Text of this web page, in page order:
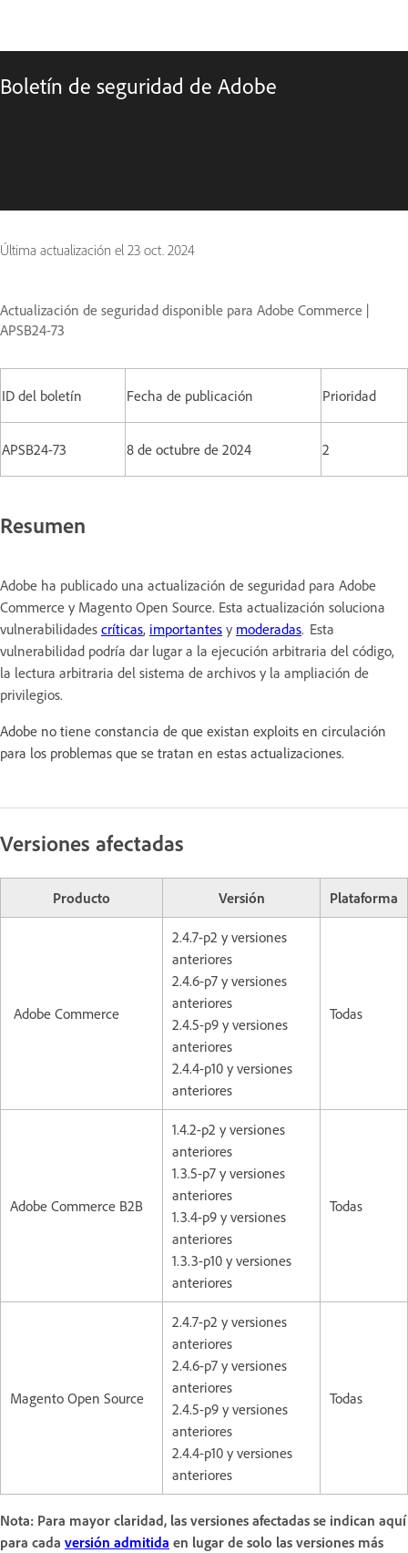
Boletín de seguridad de Adobe
Última actualización el 23 oct. 2024
Actualización de seguridad disponible para Adobe Commerce |
APSB24-73
ID del boletín Fecha de publicación Prioridad
APSB24-73 8 de octubre de 2024 2
Resumen
Adobe ha publicado una actualización de seguridad para Adobe
Commerce y Magento Open Source. Esta actualización soluciona
vulnerabilidades críticas, importantes y moderadas. Esta
vulnerabilidad podría dar lugar a la ejecución arbitraria del código,
la lectura arbitraria del sistema de archivos y la ampliación de
privilegios.
Adobe no tiene constancia de que existan exploits en circulación
para los problemas que se tratan en estas actualizaciones.
Versiones afectadas
Producto Versión Plataforma
Adobe Commerce
2.4.7-p2 y versiones
anteriores
2.4.6-p7 y versiones
anteriores
2.4.5-p9 y versiones
anteriores
2.4.4-p10 y versiones
anteriores
Todas
Adobe Commerce B2B
1.4.2-p2 y versiones
anteriores
1.3.5-p7 y versiones
anteriores
1.3.4-p9 y versiones
anteriores
1.3.3-p10 y versiones
anteriores
Todas
Magento Open Source
2.4.7-p2 y versiones
anteriores
2.4.6-p7 y versiones
anteriores
2.4.5-p9 y versiones
anteriores
2.4.4-p10 y versiones
anteriores
Todas
Nota: Para mayor claridad, las versiones afectadas se indican aquí
para cada versión admitida en lugar de solo las versiones más